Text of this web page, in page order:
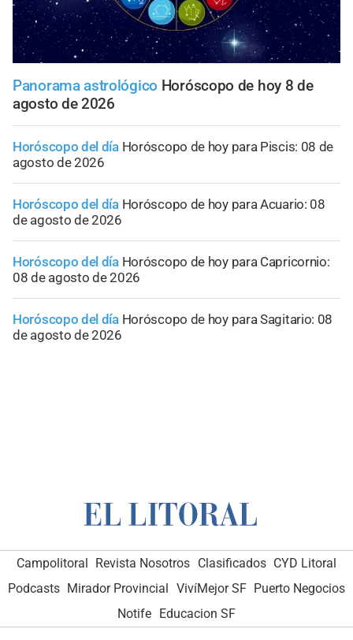
Panorama astrológico Horóscopo de hoy 8 de
agosto de 2026
Horóscopo del día Horóscopo de hoy para Piscis: 08 de
agosto de 2026
Horóscopo del día Horóscopo de hoy para Acuario: 08
de agosto de 2026
Horóscopo del día Horóscopo de hoy para Capricornio:
08 de agosto de 2026
Horóscopo del día Horóscopo de hoy para Sagitario: 08
de agosto de 2026
Campolitoral Revista Nosotros Clasificados CYD Litoral
Podcasts Mirador Provincial VivíMejor SF Puerto Negocios
Notife
Educacion SF